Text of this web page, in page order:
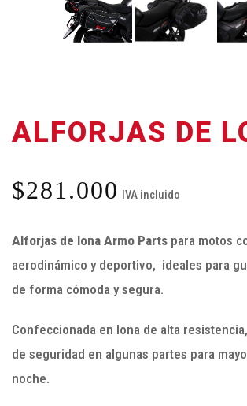
ALFORJAS DE
$281.000 IVA incluido
Alforjas de lona Armo Parts para motos
aerodinámico y deportivo, ideales para
de forma cómoda y segura.
Confeccionada en lona de alta
de seguridad en algunas partes para
noche.